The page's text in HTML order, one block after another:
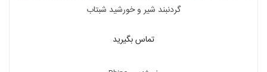
گردنبند شیر و خورشید شبتاب
تماس بگیرید